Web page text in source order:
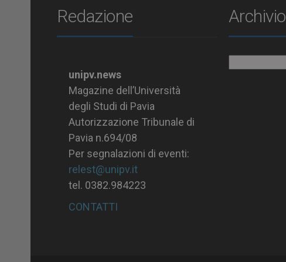
Redazione
unipv.news
Magazine dell’Università
degli Studi di Pavia
Autorizzazione Tribunale di
Pavia n.694/08
Per segnalazioni di eventi:
relest@unipv.it
tel. 0382.984223
CONTATTI
Archivio